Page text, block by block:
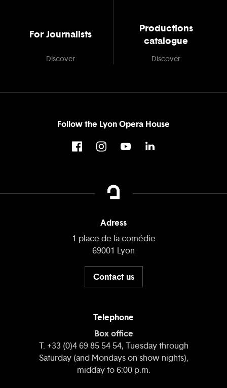
For Journalists
Discover
Productions
catalogue
Discover
Follow the Lyon Opera House
Adress
1 place de la comédie
69001 Lyon
Contact us
Telephone
Box office
T. +33 (0)4 69 85 54 54, Tuesday through
Saturday (and Mondays on show nights),
midday to 6:00 p.m.